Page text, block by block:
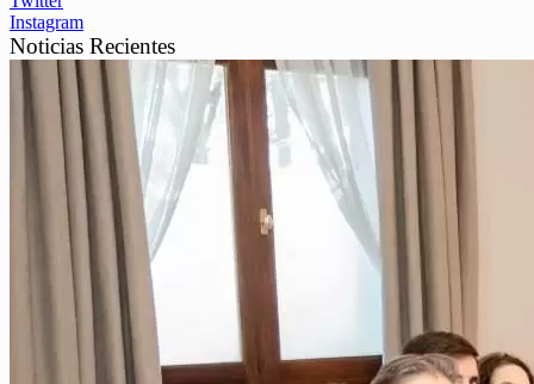
Instagram
Noticias Recientes